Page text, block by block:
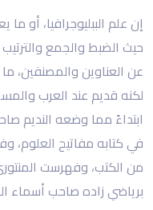
إن علم الببليوجرافيا، أو
حيث الضبط والجمع
عن العناوين والمصنفين، ما
لكنه قديم عند العرب
ابتداءً مما وضعه النديم
في كتابه مفاتيح العلوم،
من الكتب، وفهرست
برياضي زاده صاحب أسماء